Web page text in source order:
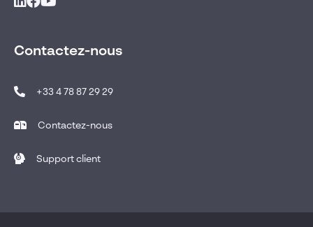
Contactez-nous
+33 4 78 87 29 29
Contactez-nous
Support client